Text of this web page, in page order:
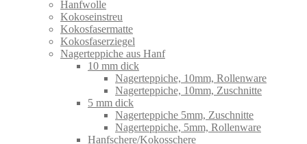
Hanfwolle
Kokoseinstreu
Kokosfasermatte
Kokosfaserziegel
Nagerteppiche aus Hanf
10 mm dick
Nagerteppiche, 10mm, Rollenware
Nagerteppiche, 10mm, Zuschnitte
5 mm dick
Nagerteppiche 5mm, Zuschnitte
Nagerteppiche, 5mm, Rollenware
Hanfschere/Kokosschere